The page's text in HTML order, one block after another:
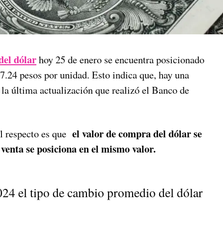
dólarhoy 25 de enero se encuentra posicionado
pesos por unidad. Esto indica que, hay una
última actualización que realizó el Banco de
respecto es que el valor de compra del dólar se
se posiciona en el mismo valor.
el tipo de cambio promedio del dólar